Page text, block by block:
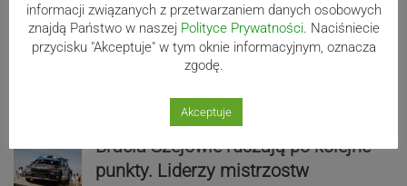
Mistrzowie świata z MCK Żywiec!
Bracia Szejowie ruszają po kolejne
punkty. Liderzy mistrzostw
informacji związanych z przetwarzaniem danych osobowych
znajdą Państwo w naszej Polityce Prywatności. Naciśniecie
przycisku "Akceptuje" w tym oknie informacyjnym, oznacza
zgodę.
Akceptuje